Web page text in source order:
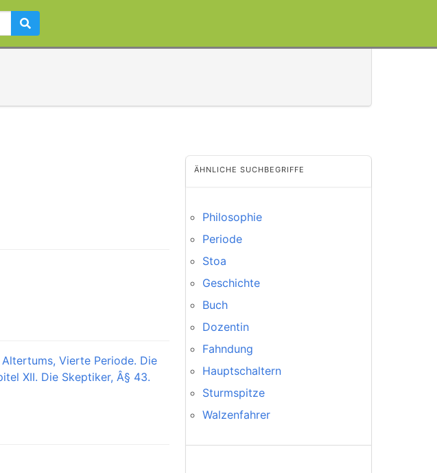
Vierte Periode. Die
XII. Die Skeptiker, Â§ 43.
ÄHNLICHE SUCHBEGRIFFE
Philosophie
Periode
Stoa
Geschichte
Buch
Dozentin
Fahndung
Hauptschaltern
Sturmspitze
Walzenfahrer